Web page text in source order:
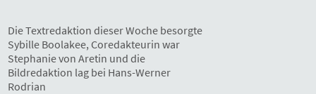
Die Textredaktion dieser Woche besorgte
Sybille Boolakee, Coredakteurin war
Stephanie von Aretin und die
Bildredaktion lag bei Hans-Werner
Rodrian